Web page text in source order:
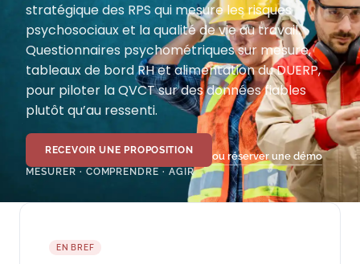
stratégique des RPS qui mesure les risques
psychosociaux et la qualité de vie au travail.
Questionnaires psychométriques sur mesure,
tableaux de bord RH et alimentation du DUERP,
pour piloter la QVCT sur des données fiables
plutôt qu’au ressenti.
RECEVOIR UNE PROPOSITION ou réserver une démo
MESURER · COMPRENDRE · AGIR
EN BREF